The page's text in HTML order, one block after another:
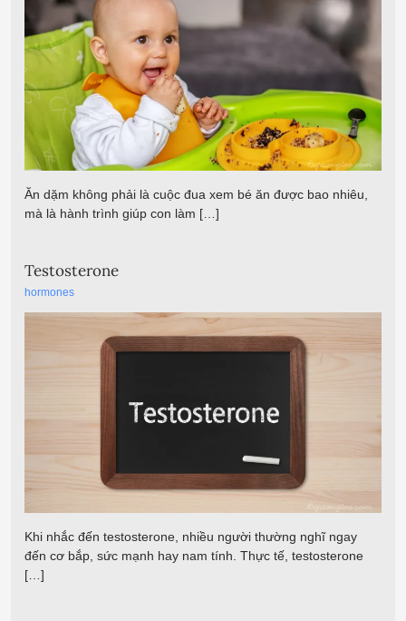
Ăn dặm không phải là cuộc đua xem bé ăn được bao nhiêu,
mà là hành trình giúp con làm […]
Testosterone
hormones
Khi nhắc đến testosterone, nhiều người thường nghĩ ngay
đến cơ bắp, sức mạnh hay nam tính. Thực tế, testosterone
[…]